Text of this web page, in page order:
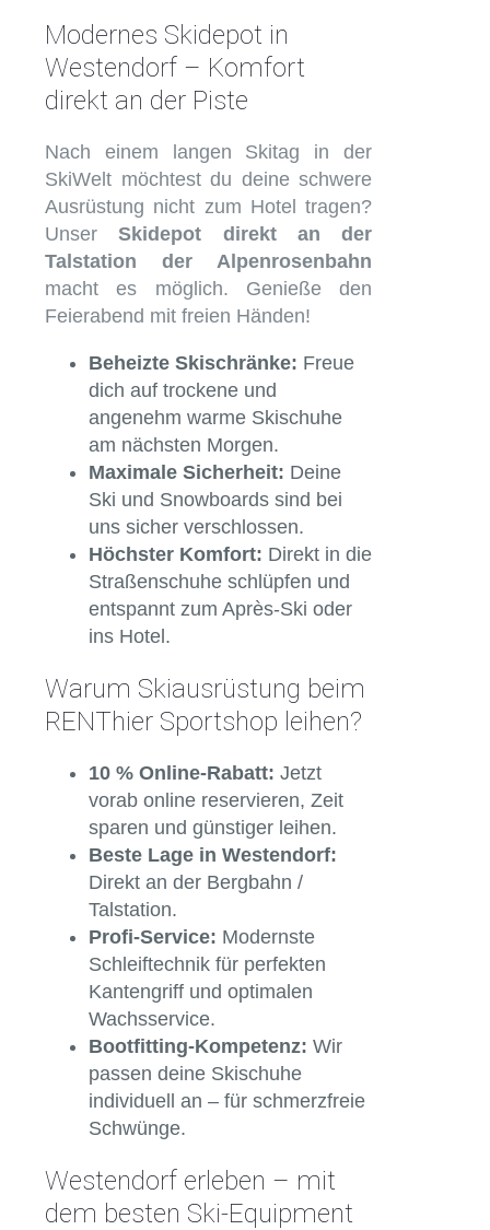
Modernes Skidepot in
Westendorf – Komfort
direkt an der Piste
Nach einem langen Skitag in der
SkiWelt möchtest du deine schwere
Ausrüstung nicht zum Hotel tragen?
UnserSkidepot direkt an der
Talstation der Alpenrosenbahn
macht es möglich. Genieße den
Feierabend mit freien Händen!
Beheizte Skischränke: Freue
dich auf trockene und
angenehm warme Skischuhe
am nächsten Morgen.
Maximale Sicherheit: Deine
Ski und Snowboards sind bei
uns sicher verschlossen.
Höchster Komfort: Direkt in die
Straßenschuhe schlüpfen und
entspannt zum Après-Ski oder
ins Hotel.
Warum Skiausrüstung beim
RENThier Sportshop leihen?
10 % Online-Rabatt: Jetzt
vorab online reservieren, Zeit
sparen und günstiger leihen.
Beste Lage in Westendorf:
Direkt an der Bergbahn /
Talstation.
Profi-Service: Modernste
Schleiftechnik für perfekten
Kantengriff und optimalen
Wachsservice.
Bootfitting-Kompetenz: Wir
passen deine Skischuhe
individuell an – für schmerzfreie
Schwünge.
Westendorf erleben – mit
dem besten Ski-Equipment